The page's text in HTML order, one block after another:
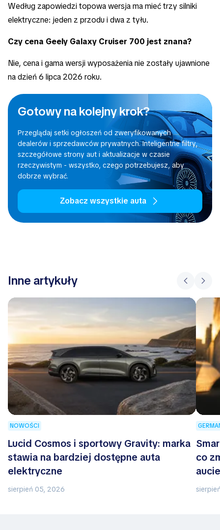
Według zapowiedzi topowa wersja ma mieć trzy silniki
elektryczne: jeden z przodu i dwa z tyłu.
Czy cena Geely Galaxy Cruiser 700 jest znana?
Nie, cena i gama wersji wyposażenia nie zostały ujawnione
na dzień 6 lipca 2026 roku.
Gotowy na kolejny krok?
Przeglądaj setki ogłoszeń od zweryfikowanych
dealerów i sprzedawców prywatnych. Inteligentne filtry,
szczegółowe strony aut i aktualizacje w czasie
rzeczywistym - wszystko, czego potrzebujesz, aby
dobrze wybrać.
Zobacz wszystkie auta
Inne artykuły
NOWOŚCI
Lucid Cosmos i sportowy Gravity: marka
stawia na bardziej dostępne auta
elektryczne
sierpień 05, 2026
co